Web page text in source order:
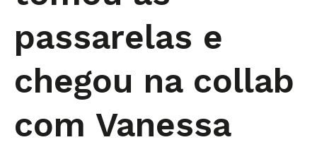
passarelas e
chegou na collab
com Vanessa